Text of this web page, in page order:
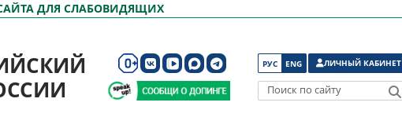
ДЛЯ СЛАБОВИДЯЩИХ
РУС ENG ЛИЧНЫЙ КАБИНЕТ
Поиск по сайту